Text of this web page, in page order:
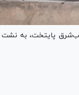
پایتخت، به نشت